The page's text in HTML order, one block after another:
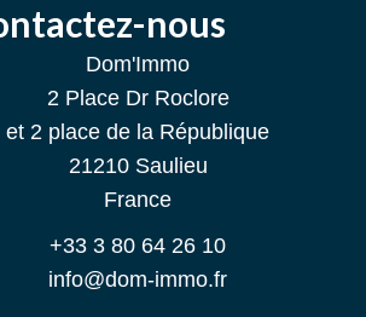
nous
Dom'Immo
2 Place Dr Roclore
et 2 place de la République
21210Saulieu
France
+33 3 80 64 26 10
info@dom-immo.fr